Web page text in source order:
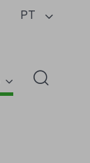
PT
Abrir